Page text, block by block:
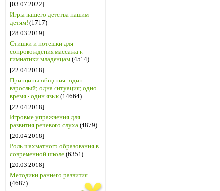
[03.07.2022]
Игры нашего детства нашим
детям! (1717)
[28.03.2019]
Стишки и потешки для
сопровождения массажа и
гимнатики младенцам (4514)
[22.04.2018]
Принципы общения: один
взрослый; одна ситуация; одно
время - один язык(14664)
[22.04.2018]
Игровые упражнения для
развития речевого слуха (4879)
[20.04.2018]
Роль шахматного образования в
современной школе (6351)
[20.03.2018]
Методики раннего развития
(4687)